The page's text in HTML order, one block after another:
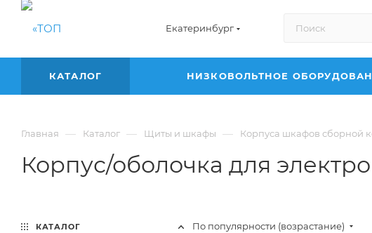
Екатеринбург
КАТАЛОГ НИЗКОВОЛЬТНОЕ
Главная — Каталог — Щиты и шкафы — Корпуса шкафов сборной
Корпус/оболочка для
По популярности (возрастание)
КАТАЛОГ